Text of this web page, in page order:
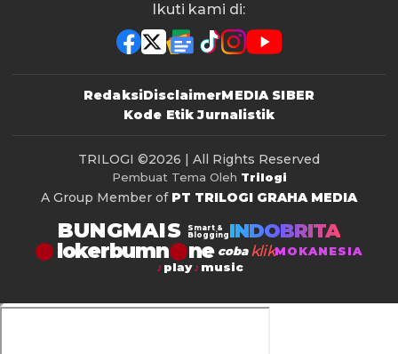
Ikuti kami di:
RedaksiDisclaimerMEDIA SIBER
Kode Etik Jurnalistik
TRILOGI ©2026 | All Rights Reserved
Pembuat Tema Oleh Trilogi
A Group Member of PT TRILOGI GRAHA MEDIA
BUNGMAIS
Smart &
Blogging INDOBRITA
lokerbumn coba klikMOKANESIA
play
music